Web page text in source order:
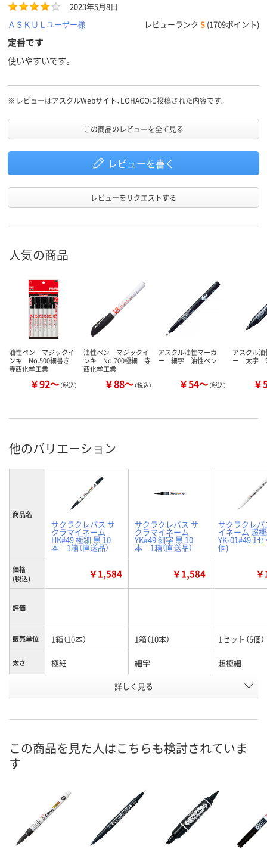
2023年5月8日
ＡＳＫＵＬユーザー様
レビューランク S (1709ポイント)
定番です
使いやすいです。
※ レビューはアスクルWebサイト、LOHACOに投稿された内容です。
この商品のレビューを全て見る
レビューを書く
レビューをリクエストする
人気の商品
油性ペン マジックイ
ンキ No.500細書き
寺西化学工業
￥92～（税込）
油性ペン マジックイ
ンキ No.700極細 寺
西化学工業
￥88～（税込）
アスクル油性マーカ
ー 細字 油性ペン
￥54～（税込）
アスクル
ー 太字
￥
他のバリエーション
商品名
サクラクレパス サ
クラマイネーム
HK#49 極細 黒 10
本 1箱（直送品）
サクラクレパス サ
クラマイネーム
YK#49 細字 黒 10
本 1箱（直送品）
サクラクレパ
イネーム 超
YK-01#49 1
個)
価格
(税込)
￥1,584 ￥1,584
評価
販売単位 1箱（10本） 1箱（10本） 1セット（5個）
太さ 極細 細字 超極細
U431664 W576076
お届け日 8月25日（火）まで 8月25日（火）まで 8月8日（土）
数量
カゴへ
数量
カゴへ
数量
カ
詳しく見る
この商品を見た人はこちらも検討されていま
す